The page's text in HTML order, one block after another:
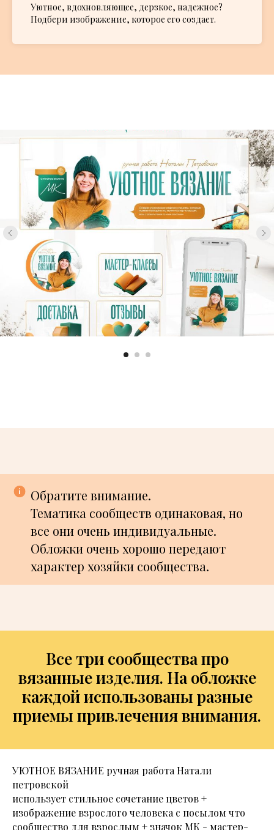
Уютное, вдохновляющее, дерзкое, надежное?
Подбери изображение, которое его создает.
Обратите внимание.
Тематика сообществ одинаковая, но
все они очень индивидуальные.
Обложки очень хорошо передают
характер хозяйки сообщества.
Все три сообщества про
вязанные изделия. На обложке
каждой использованы разные
приемы привлечения внимания.
УЮТНОЕ ВЯЗАНИЕ ручная работа Натали
петровской
использует стильное сочетание цветов +
изображение взрослого человека с посылом что
сообщество для взрослым + значок МК - мастер-